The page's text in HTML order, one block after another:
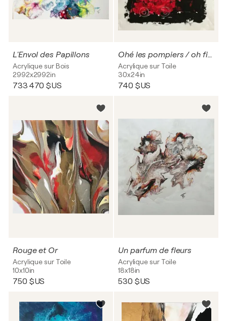
L'Envol des Papillons
Acrylique sur Bois
2992x2992in
733 470 $US
Ohé les pompiers / oh firefighters
Acrylique sur Toile
30x24in
740 $US
Rouge et Or
Acrylique sur Toile
10x10in
750 $US
Un parfum de fleurs
Acrylique sur Toile
18x18in
530 $US